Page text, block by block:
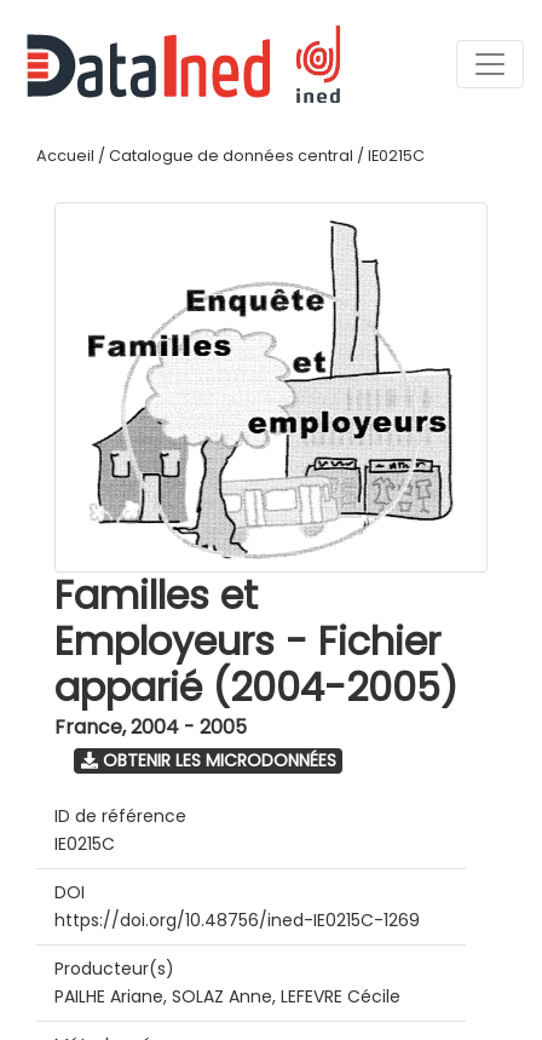
Accueil / Catalogue de données central / IE0215C
Familles et
Employeurs - Fichier
apparié (2004-2005)
France,2004 - 2005
OBTENIR LES MICRODONNÉES
ID de référence
IE0215C
DOI
https://doi.org/10.48756/ined-IE0215C-1269
Producteur(s)
PAILHE Ariane, SOLAZ Anne, LEFEVRE Cécile